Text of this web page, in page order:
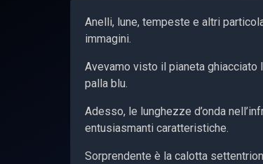
Anelli, lune, tempeste e altri
immagini.
Avevamo visto il pianeta ghiacciato
palla blu.
Adesso, le lunghezze d’onda
entusiasmanti caratteristiche.
Sorprendente è la calotta